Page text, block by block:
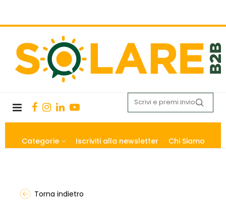
Categorie Iscriviti alla newsletter Chi Siamo
Torna indietro